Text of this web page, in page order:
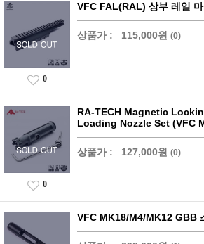
VFC FAL(RAL) 상부 레일
상품가 : 115,000원 (0)
0
RA-TECH Magnetic
Loading Nozzle Set (VFC
상품가 : 127,000원 (0)
0
VFC MK18/M4/MK12 GBB